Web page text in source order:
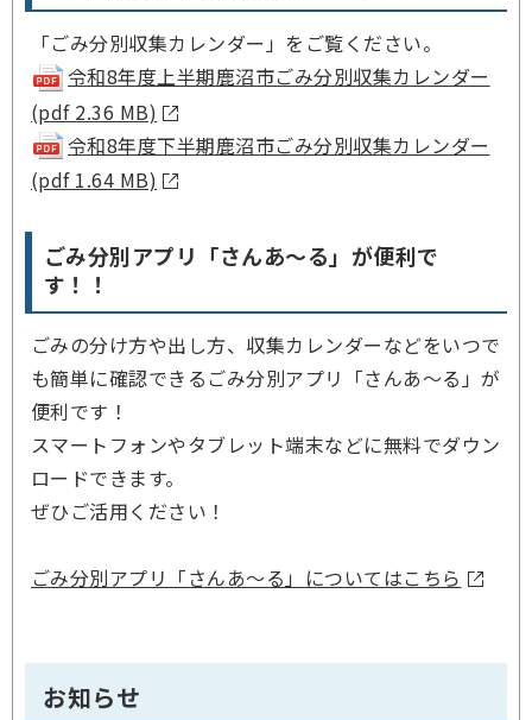
「ごみ分別収集カレンダー」をご覧ください。
令和8年度上半期鹿沼市ごみ分別収集カレンダー
(pdf 2.36 MB)
令和8年度下半期鹿沼市ごみ分別収集カレンダー
(pdf 1.64 MB)
ごみ分別アプリ「さんあ～る」が便利で
す！！
ごみの分け方や出し方、収集カレンダーなどをいつで
も簡単に確認できるごみ分別アプリ「さんあ～る」が
便利です！
スマートフォンやタブレット端末などに無料でダウン
ロードできます。
ぜひご活用ください！
ごみ分別アプリ「さんあ～る」についてはこちら
お知らせ